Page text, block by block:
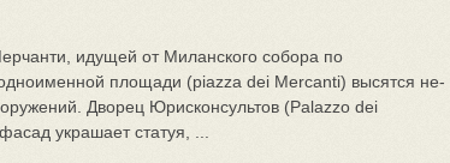
идущей от Миланского собора по
площа­ди (piazza dei Mercanti) высятся не­
Дворец Юрискон­сультов (Palazzo dei
укра­шает статуя, ...